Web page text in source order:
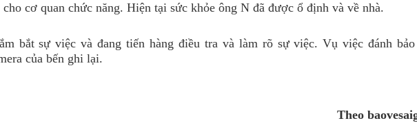
cơ quan chức năng. Hiện tại sức khỏe ông N đã được ổ định và về nhà.
bắt sự việc và đang tiến hàng điều tra và làm rõ sự việc. Vụ việc đánh
của bến ghi lại.
Theo